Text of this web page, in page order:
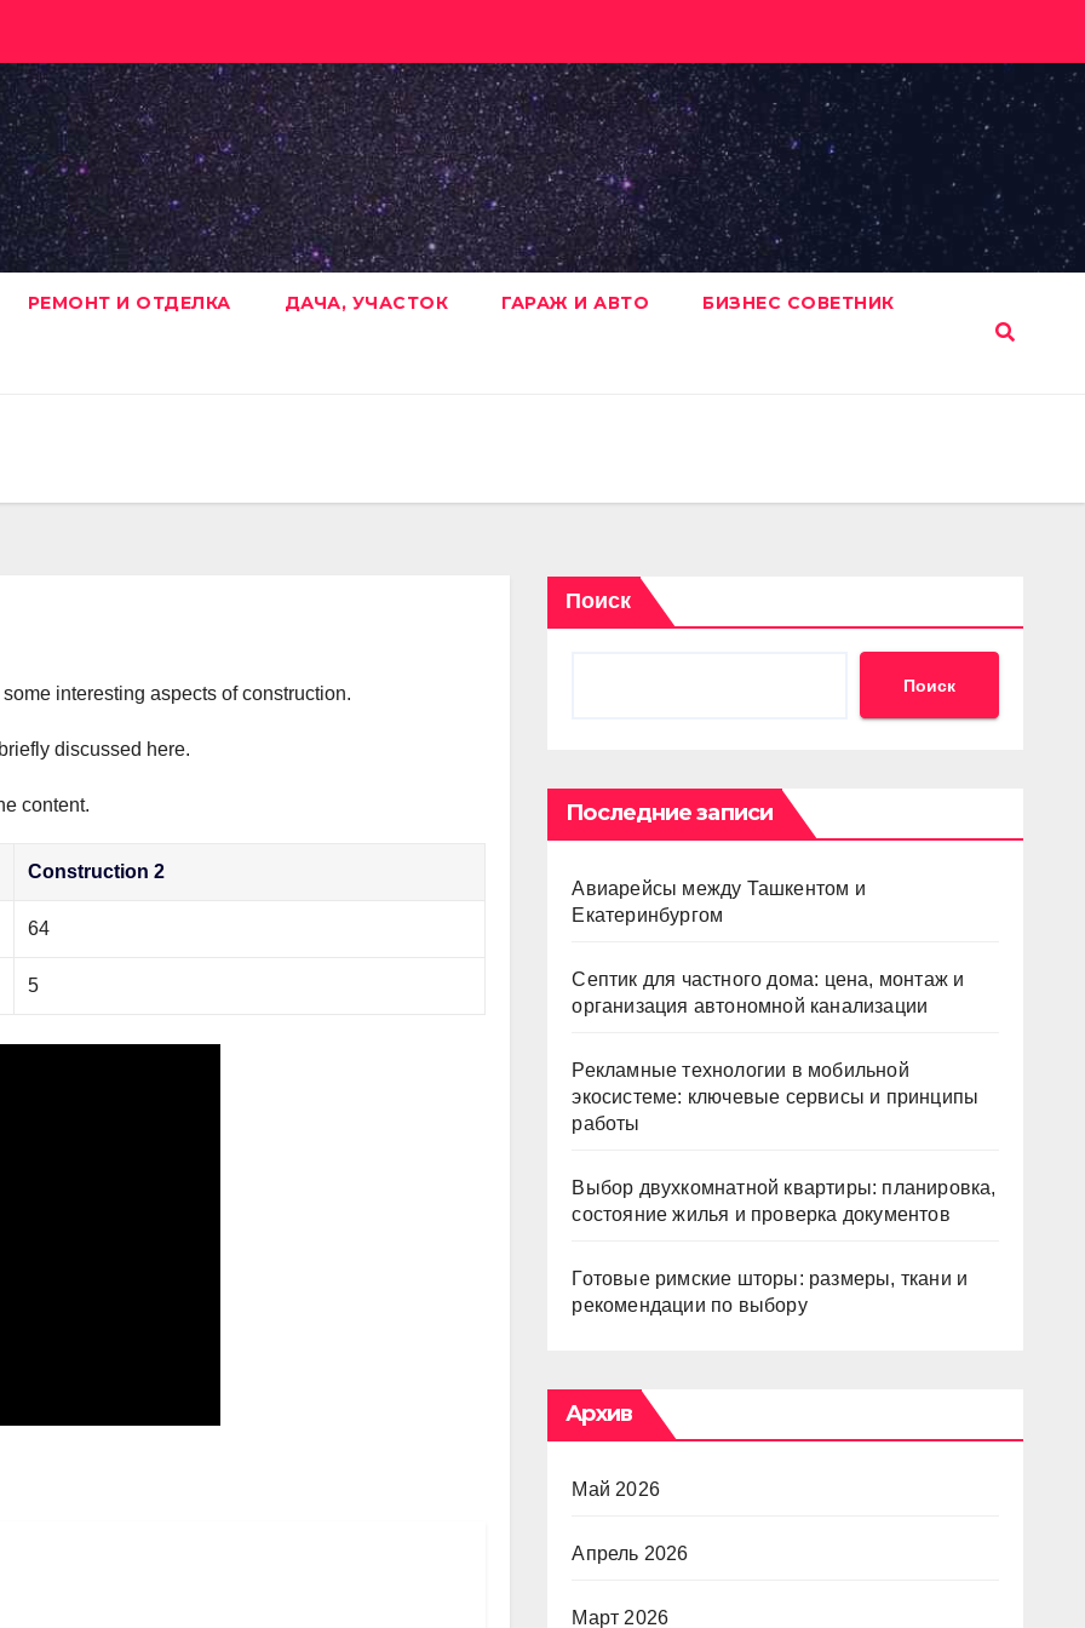
РЕМОНТ И ОТДЕЛКА ДАЧА, УЧАСТОК ГАРАЖ И АВТО БИЗНЕС СОВЕТНИК
interesting aspects of construction.
discussed here.
content.
Construction 2
64
5
Поиск
Поиск
Последние записи
Авиарейсы между Ташкентом и
Екатеринбургом
Септик для частного дома: цена, монтаж и
организация автономной канализации
Рекламные технологии в мобильной
экосистеме: ключевые сервисы и принципы
работы
Выбор двухкомнатной квартиры: планировка,
состояние жилья и проверка документов
Готовые римские шторы: размеры, ткани и
рекомендации по выбору
Архив
Май 2026
Апрель 2026
Март 2026